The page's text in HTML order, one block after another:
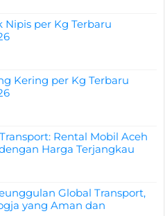
Nipis per Kg Terbaru
Kering per Kg Terbaru
Rental Mobil Aceh
Harga Terjangkau
Global Transport,
yang Aman dan